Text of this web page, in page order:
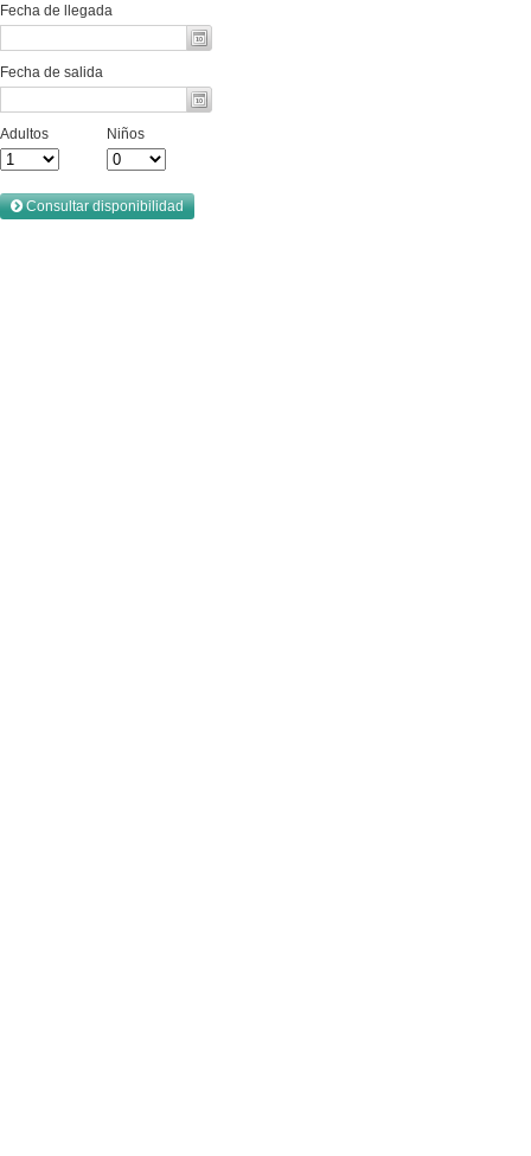
Fecha de llegada
Fecha de salida
Adultos Niños